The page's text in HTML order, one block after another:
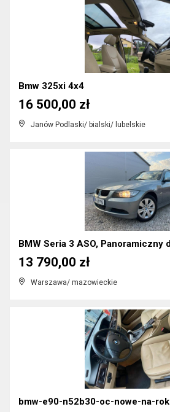
Bmw 325xi 4x4
Janów Podlaski/ bialski/ lubelskie
16 500,00 zł
Warszawa/ mazowieckie
13 790,00 zł
bmw-e90-n52b30-oc-nowe-na-rok